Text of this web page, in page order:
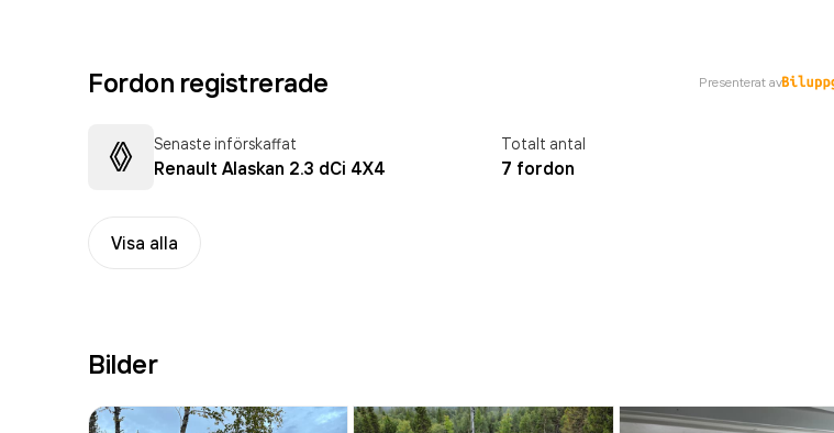
Fordon registrerade Presenterat av
Senaste införskaffat
Renault Alaskan 2.3 dCi 4X4
Totalt antal
7 fordon
Visa alla
Bilder